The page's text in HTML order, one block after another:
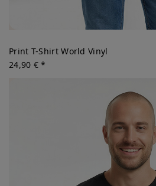
Print T-Shirt World Vinyl
24,90 € *